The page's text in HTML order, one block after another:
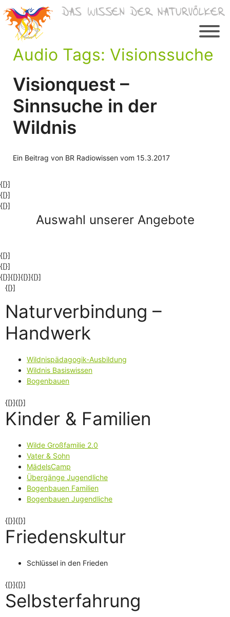
Inhalt
springen
Audio Tags: Visionssuche
Visionquest –
Sinnsuche in der
Wildnis
Ein Beitrag von BR Radiowissen vom 15.3.2017
{[}]
{[}]
{[}]
Auswahl unserer Angebote
{[}]
{[}]
{[}]{[}]{[}]{[}]
{[}]
Naturverbindung –
Handwerk
Wildnispädagogik-Ausbildung
Wildnis Basiswissen
Bogenbauen
{[}]{[}]
Kinder & Familien
Wilde Großfamilie 2.0
Vater & Sohn
MädelsCamp
Übergänge Jugendliche
Bogenbauen Familien
Bogenbauen Jugendliche
{[}]{[}]
Friedenskultur
Schlüssel in den Frieden
{[}]{[}]
Selbsterfahrung